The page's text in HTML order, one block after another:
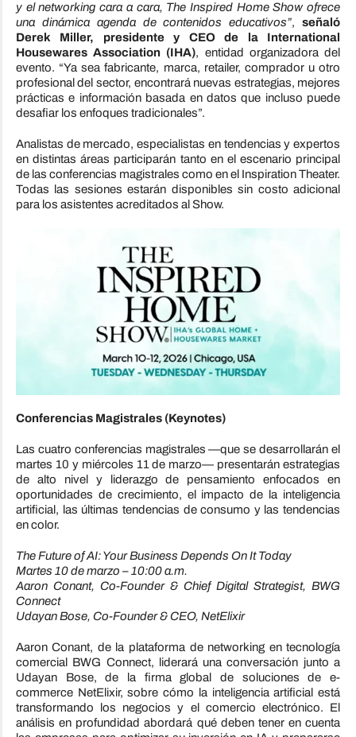
y el networking cara a cara, The Inspired Home Show ofrece
una dinámica agenda de contenidos educativos”,señaló
Derek Miller, presidente y CEO de la International
Housewares Association (IHA), entidad organizadora del
evento. “Ya sea fabricante, marca, retailer, comprador u otro
profesional del sector, encontrará nuevas estrategias, mejores
prácticas e información basada en datos que incluso puede
desafiar los enfoques tradicionales”.
Analistas de mercado, especialistas en tendencias y expertos
en distintas áreas participarán tanto en el escenario principal
de las conferencias magistrales como en el Inspiration Theater.
Todas las sesiones estarán disponibles sin costo adicional
para los asistentes acreditados al Show.
Conferencias Magistrales (Keynotes)
Las cuatro conferencias magistrales —que se desarrollarán el
martes 10 y miércoles 11 de marzo— presentarán estrategias
de alto nivel y liderazgo de pensamiento enfocados en
oportunidades de crecimiento, el impacto de la inteligencia
artificial, las últimas tendencias de consumo y las tendencias
en color.
The Future of AI: Your Business Depends On It Today
Martes 10 de marzo – 10:00 a.m.
Aaron Conant, Co-Founder & Chief Digital Strategist, BWG
Connect
Udayan Bose, Co-Founder & CEO, NetElixir
Aaron Conant, de la plataforma de networking en tecnología
comercial BWG Connect, liderará una conversación junto a
Udayan Bose, de la firma global de soluciones de e-
commerce NetElixir, sobre cómo la inteligencia artificial está
transformando los negocios y el comercio electrónico. El
análisis en profundidad abordará qué deben tener en cuenta